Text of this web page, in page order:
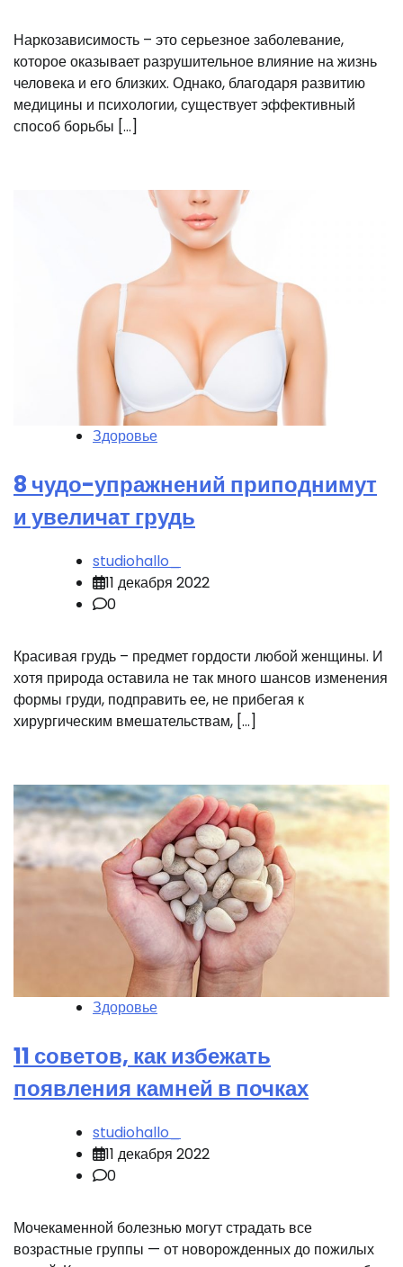
Наркозависимость – это серьезное заболевание,
которое оказывает разрушительное влияние на жизнь
человека и его близких. Однако, благодаря развитию
медицины и психологии, существует эффективный
способ борьбы […]
Здоровье
8 чудо-упражнений приподнимут
и увеличат грудь
studiohallo_
11 декабря 2022
0
Красивая грудь – предмет гордости любой женщины. И
хотя природа оставила не так много шансов изменения
формы груди, подправить ее, не прибегая к
хирургическим вмешательствам, […]
Здоровье
11 советов, как избежать
появления камней в почках
studiohallo_
11 декабря 2022
0
Мочекаменной болезнью могут страдать все
возрастные группы — от новорожденных до пожилых